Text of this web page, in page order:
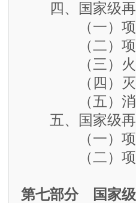
四、国家级再
（一）项目
（二）项目
（三）火灾
（四）灭
（五）消防
五、国家级再
（一）项目
（二）项目
第七部分 国家级